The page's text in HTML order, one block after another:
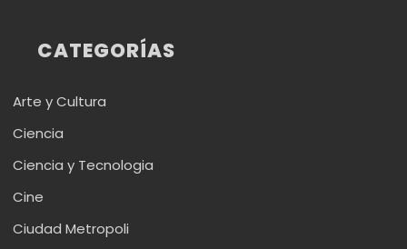
CATEGORÍAS
Arte y Cultura
Ciencia
Ciencia y Tecnologia
Cine
Ciudad Metropoli